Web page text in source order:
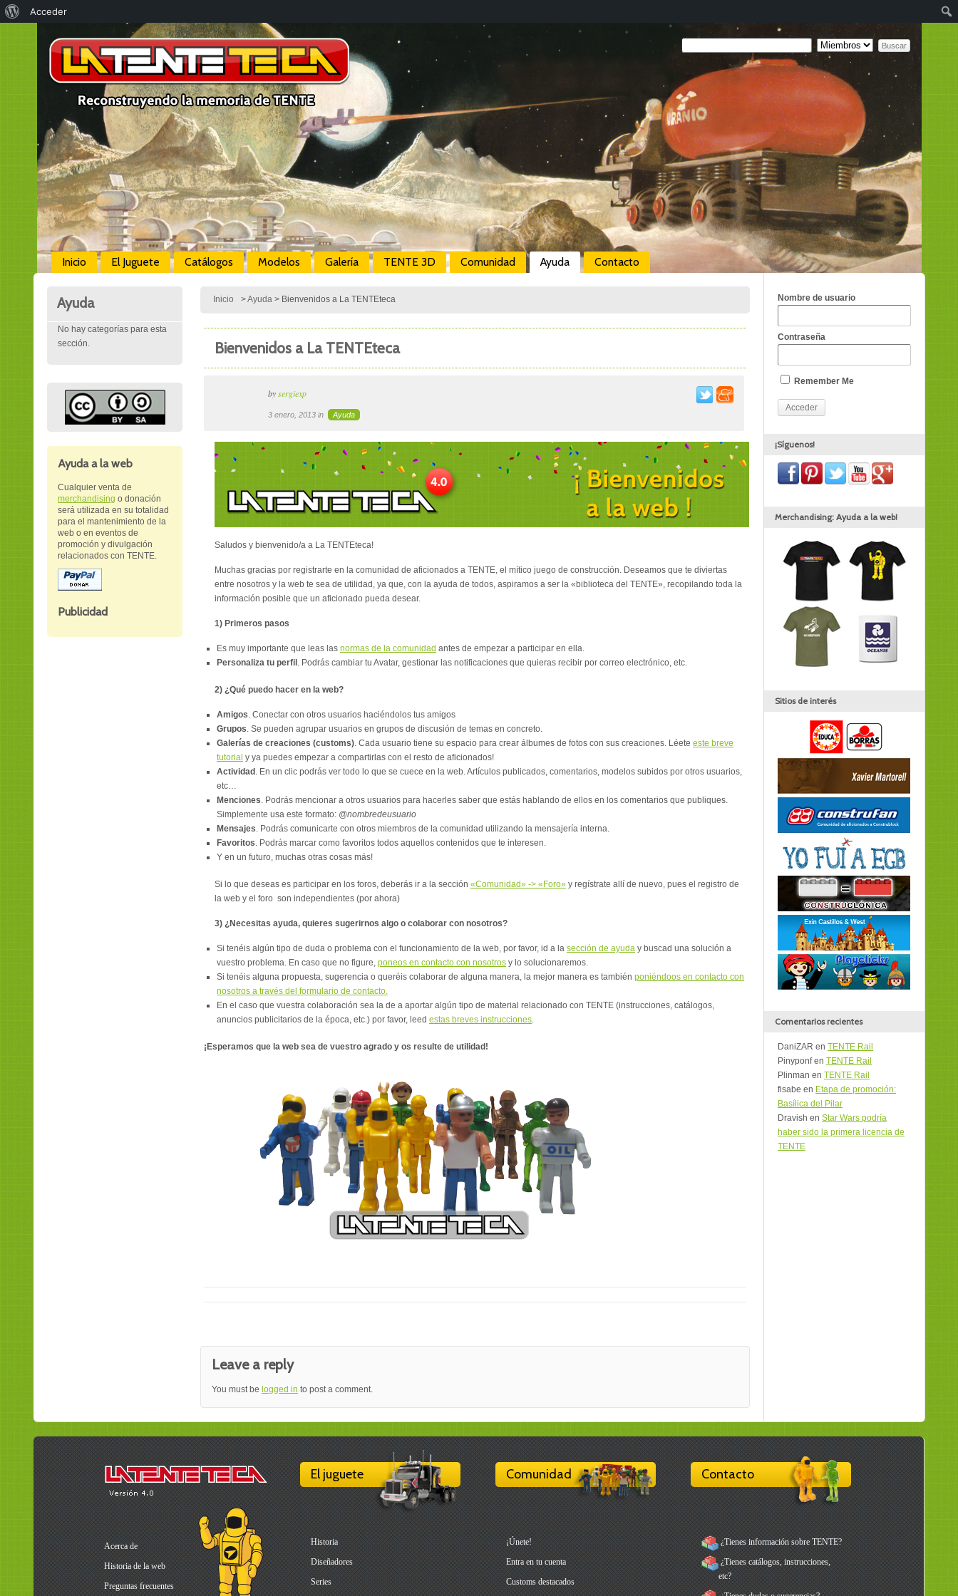
Inicio El Juguete Catálogos Modelos Galería TENTE 3D Comunidad Ayuda Contacto
Ayuda
No hay categorías para esta
sección.
Ayuda a la web
Cualquier venta de
merchandising o donación
será utilizada en su totalidad
para el mantenimiento de la
web o en eventos de
promoción y divulgación
relacionados con TENTE.
Publicidad
Inicio >Ayuda > Bienvenidos a La TENTEteca
Bienvenidos a La TENTEteca
bysergiexp
3 enero, 2013 in Ayuda
Saludos y bienvenido/a a La TENTEteca!
Muchas gracias por registrarte en la comunidad de aficionados a TENTE, el mítico juego de construcción. Deseamos que te diviertas
entre nosotros y la web te sea de utilidad, ya que, con la ayuda de todos, aspiramos a ser la «biblioteca del TENTE», recopilando toda la
información posible que un aficionado pueda desear.
1) Primeros pasos
Es muy importante que leas las normas de la comunidad antes de empezar a participar en ella.
Personaliza tu perfil . Podrás cambiar tu Avatar, gestionar las notificaciones que quieras recibir por correo electrónico, etc.
2) ¿Qué puedo hacer en la web?
Amigos. Conectar con otros usuarios haciéndolos tus amigos
Grupos. Se pueden agrupar usuarios en grupos de discusión de temas en concreto.
Galerías de creaciones (customs). Cada usuario tiene su espacio para crear álbumes de fotos con sus creaciones. Léete este breve
tutorial y ya puedes empezar a compartirlas con el resto de aficionados!
Actividad . En un clic podrás ver todo lo que se cuece en la web. Artículos publicados, comentarios, modelos subidos por otros usuarios,
etc…
Menciones. Podrás mencionar a otros usuarios para hacerles saber que estás hablando de ellos en los comentarios que publiques.
Simplemente usa este formato: @nombredeusuario
Mensajes. Podrás comunicarte con otros miembros de la comunidad utilizando la mensajería interna.
Favoritos. Podrás marcar como favoritos todos aquellos contenidos que te interesen.
Y en un futuro, muchas otras cosas más!
Si lo que deseas es participar en los foros, deberás ir a la sección «Comunidad» -> «Foro» y regístrate allí de nuevo, pues el registro de
la web y el foro son independientes (por ahora)
3) ¿Necesitas ayuda, quieres sugerirnos algo o colaborar con nosotros?
Si tenéis algún tipo de duda o problema con el funcionamiento de la web, por favor, id a la sección de ayuda y buscad una solución a
vuestro problema. En caso que no figure, poneos en contacto con nosotros y lo solucionaremos.
Si tenéis alguna propuesta, sugerencia o queréis colaborar de alguna manera, la mejor manera es también poniéndoos en contacto con
nosotros a través del formulario de contacto.
En el caso que vuestra colaboración sea la de a aportar algún tipo de material relacionado con TENTE (instrucciones, catálogos,
anuncios publicitarios de la época, etc.) por favor, leed estas breves instrucciones.
¡Esperamos que la web sea de vuestro agrado y os resulte de utilidad!
Leave a reply
You must be logged in to post a comment.
Nombre de usuario
Contraseña
Remember Me
¡Síguenos!
Merchandising: Ayuda a la web!
Sitios de interés
Comentarios recientes
DaniZAR en TENTE Rail
Pinyponfen TENTE Rail
Plinman en TENTE Rail
fisabe en Etapa de promoción:
Basílica del Pilar
Dravish en Star Wars podría
haber sido la primera licencia de
TENTE
Acerca de
Historia de la web
Preguntas frecuentes
El juguete
Historia
Diseñadores
Series
Comunidad
¡Únete!
Entra en tu cuenta
Customs destacados
Contacto
¿Tienes información sobre TENTE?
¿Tienes catálogos, instrucciones,
etc?
Acerca
WordPress
Acceder